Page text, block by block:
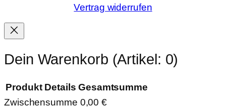
Vertrag widerrufen
Dein Warenkorb (Artikel: 0)
Produkt Details Gesamtsumme
Zwischensumme 0,00 €